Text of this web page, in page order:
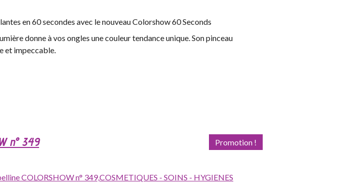
en 60 secondes avec le nouveau Colorshow 60 Seconds
donne à vos ongles une couleur tendance unique. Son pinceau
et impeccable.
Promotion !
n° 349
COLORSHOW n° 349,COSMETIQUES - SOINS - HYGIENES